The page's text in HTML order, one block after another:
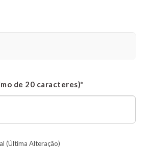
de 20 caracteres)*
(Última Alteração)